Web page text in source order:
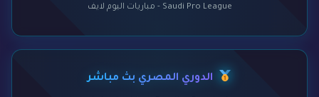
Saudi Pro League - مباريات اليوم لايف
الدوري المصري بث مباشر